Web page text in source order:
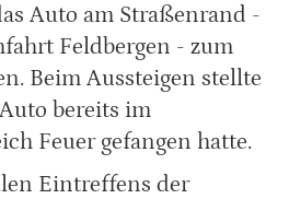
Auto am Straßenrand -
Feldbergen - zum
Beim Aussteigen stellte
bereits im
Feuer gefangen hatte.
Eintreffens der